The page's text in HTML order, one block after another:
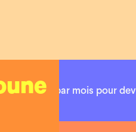
2 emails par mois pour